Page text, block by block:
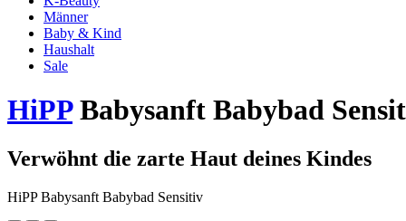
Männer
Baby & Kind
Haushalt
Sale
HiPPBabysanft Babybad
Verwöhnt die zarte Haut deines Kindes
HiPP Babysanft Babybad Sensitiv